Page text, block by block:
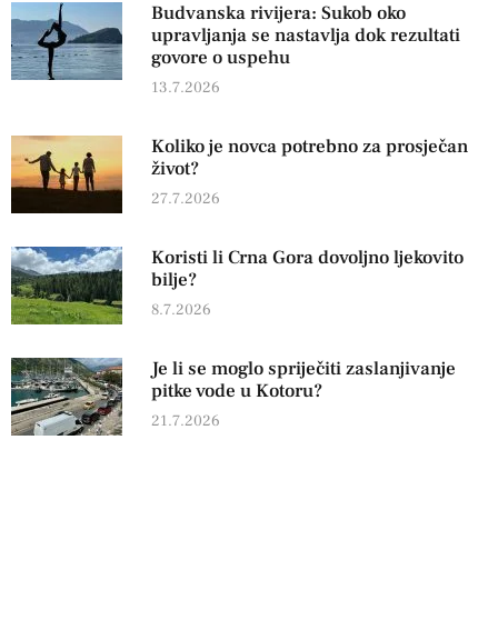
Budvanska rivijera: Sukob oko
upravljanja se nastavlja dok rezultati
govore o uspehu
13.7.2026
Koliko je novca potrebno za prosječan
život?
27.7.2026
Koristi li Crna Gora dovoljno ljekovito
bilje?
8.7.2026
Je li se moglo spriječiti zaslanjivanje
pitke vode u Kotoru?
21.7.2026